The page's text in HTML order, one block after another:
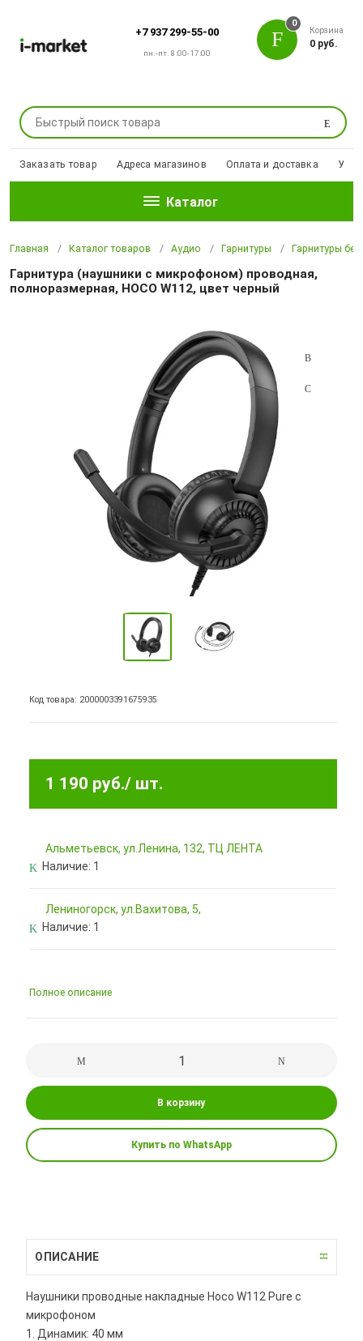
+7 937 299-55-00
пн.-пт. 8:00-17:00
Поиск
0
Корзина
0 руб.
Заказать товар Адреса магазинов Оплата и доставка
Каталог
Главная Каталог товаров Аудио Гарнитуры Гарнитуры
Гарнитура (наушники с микрофоном) проводная,
полноразмерная, HOCO W112, цвет черный
Код товара: 2000003391675935
1 190 руб./ шт.
Альметьевск, ул.Ленина, 132, ТЦ ЛЕНТА
Наличие: 1
Лениногорск, ул.Вахитова, 5,
Наличие: 1
Полное описание
В корзину
Купить по WhatsApp
ОПИСАНИЕ
Наушники проводные накладные Hoco W112 Pure с
микрофоном
1. Динамик: 40 мм